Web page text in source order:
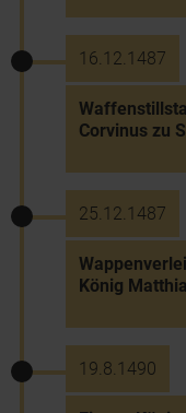
16.12.1487
Corvinus zu
25.12.1487
König
19.8.1490